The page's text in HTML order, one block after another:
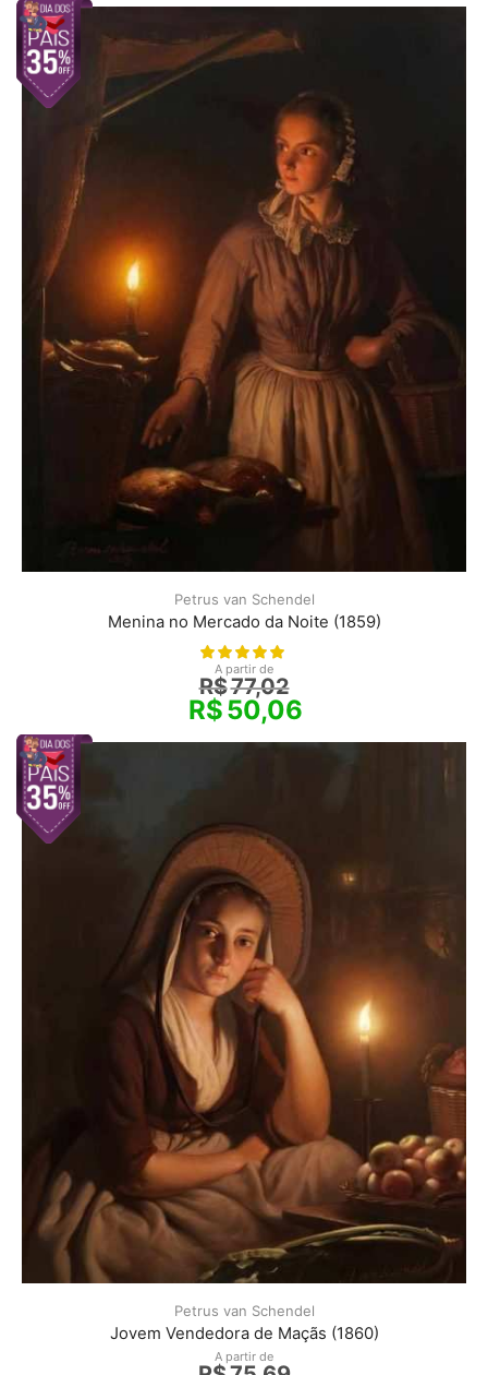
Petrus van Schendel
Menina no Mercado da Noite (1859)
A partir de
R$77,02
R$50,06
Petrus van Schendel
Jovem Vendedora de Maçãs (1860)
A partir de